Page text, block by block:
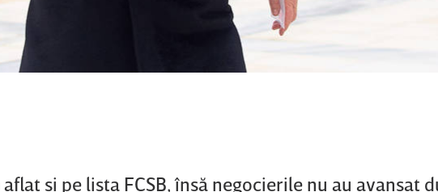
şi pe lista FCSB, însă negocierile nu au avansat